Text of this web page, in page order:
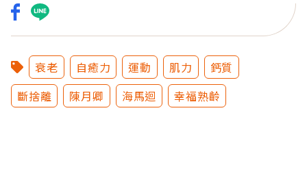
衰老 自癒力 運動 肌力
鈣質
斷捨離
陳月卿 海馬迴 幸福熟齡